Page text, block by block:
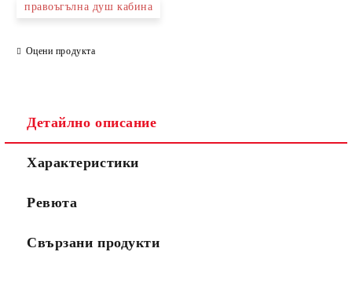
Ние ще се свържем с вас в рамките на работния ден.
правоъгълна душ кабина
Оцени продукта
Детайлно описание
Характеристики
Ревюта
Свързани продукти